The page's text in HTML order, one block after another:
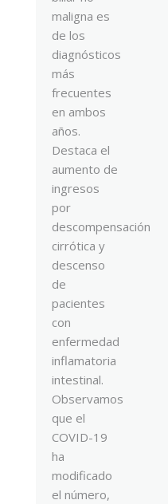
maligna es
de los
diagnósticos
más
frecuentes
en ambos
años.
Destaca el
aumento de
ingresos
por
descompensación
cirrótica y
descenso
de
pacientes
con
enfermedad
inflamatoria
intestinal.
Observamos
que el
COVID-19
ha
modificado
el número,